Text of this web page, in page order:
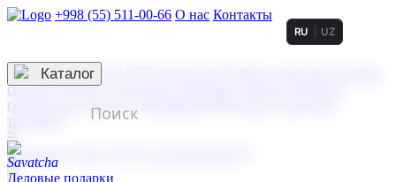
+998 (55) 511-00-66 О нас Контакты
3D гравировка
смолой (Doming)
гравировка твердая
тиснение
RU UZ
☰
Контакты
Каталог
Деловые подарки